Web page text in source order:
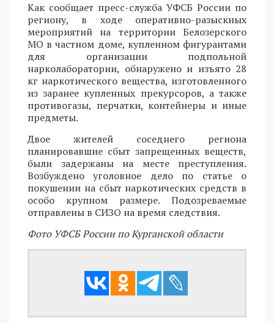
Как сообщает пресс-служба УФСБ России по
региону, в ходе оперативно-разыскных
мероприятий на территории Белозерского
МО в частном доме, купленном фигурантами
для организации подпольной
нарколаборатории, обнаружено и изъято 28
кг наркотического вещества, изготовленного
из заранее купленных прекурсоров, а также
противогазы, перчатки, контейнеры и иные
предметы.
Двое жителей соседнего региона
планировавшие сбыт запрещенных веществ,
были задержаны на месте преступления.
Возбуждено уголовное дело по статье о
покушении на сбыт наркотических средств в
особо крупном размере. Подозреваемые
отправлены в СИЗО на время следствия.
Фото УФСБ России по Курганской области